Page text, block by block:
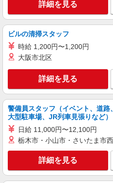
キープ
アルバイト パート
ケンタッキーフライドチキン 宇都
カウンター・
栃木県宇都
キープ
アルバイト パート
コンパスグループ・ジャパン株式会
調理補助【ア
時給1,200円以上 試用期間中 時給
(試用期間2ヶ月) 残業が発生した場合、残業代を1
分単位で別途支
特別養護老
都宮市屋板町１
詳細を見る
ビルの清掃スタッフ
時給 1,200円〜1,200円
大阪市北区
詳細を見る
警備員スタッフ（イベント、道路
大型駐車場、JR列車見張りなど）
日給 11,000円〜12,100円
栃木市・小山市・さいたま市
詳細を見る